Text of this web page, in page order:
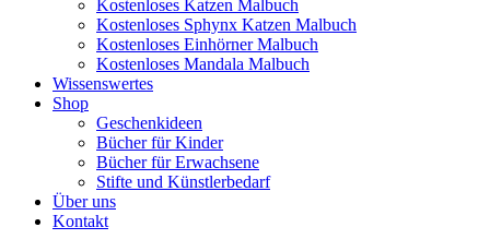
Kostenloses Katzen Malbuch
Kostenloses Sphynx Katzen Malbuch
Kostenloses Einhörner Malbuch
Kostenloses Mandala Malbuch
Wissenswertes
Shop
Geschenkideen
Bücher für Kinder
Bücher für Erwachsene
Stifte und Künstlerbedarf
Über uns
Kontakt